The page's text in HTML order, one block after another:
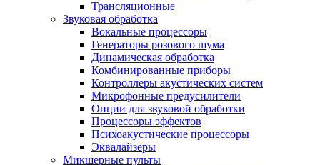
Трансляционные
Звуковая обработка
Вокальные процессоры
Генераторы розового шума
Динамическая обработка
Комбинированные приборы
Контроллеры акустических систем
Микрофонные предусилители
Опции для звуковой обработки
Процессоры эффектов
Психоакустические процессоры
Эквалайзеры
Микшерные пульты